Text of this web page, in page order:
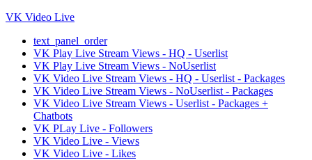
VK Video Live
text_panel_order
VK Play Live Stream Views - HQ - Userlist
VK Play Live Stream Views - NoUserlist
VK Video Live Stream Views - HQ - Userlist - Packages
VK Video Live Stream Views - NoUserlist - Packages
VK Video Live Stream Views - Userlist - Packages +
Chatbots
VK PLay Live - Followers
VK Video Live - Views
VK Video Live - Likes